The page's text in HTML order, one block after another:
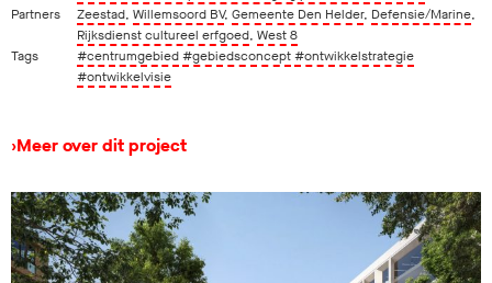
Partners
Zeestad, Willemsoord BV, Gemeente Den Helder, Defensie/Marine,
Rijksdienst cultureel erfgoed, West 8
Tags
#centrumgebied#gebiedsconcept#ontwikkelstrategie
#ontwikkelvisie
›Meer over dit project